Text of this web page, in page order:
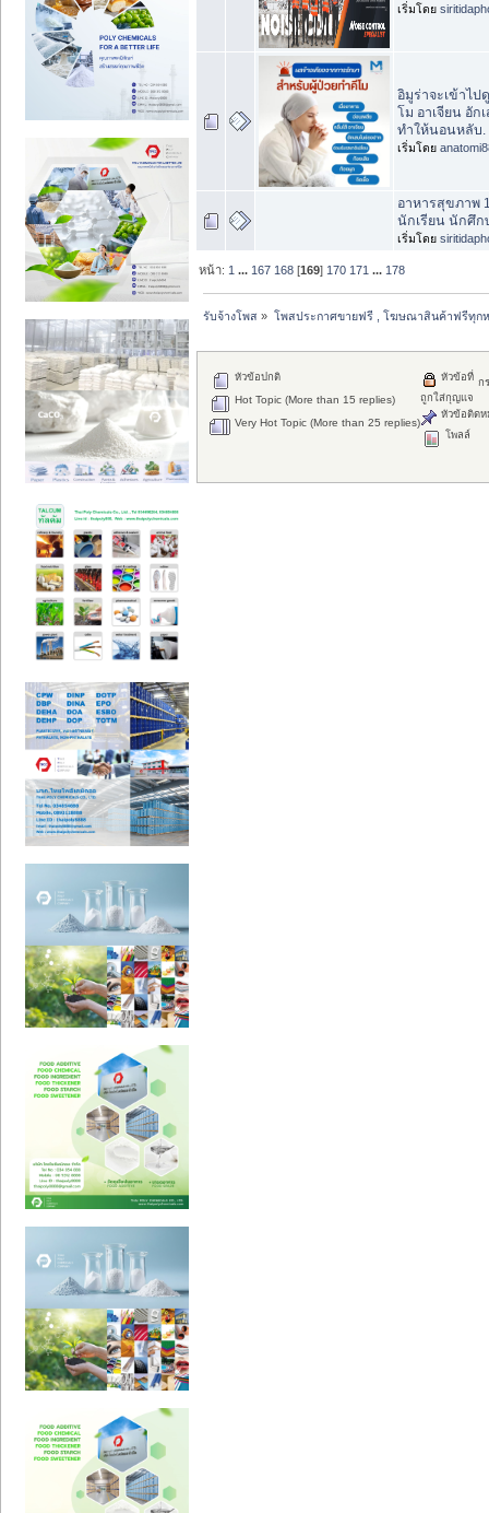
เริ่มโดย
อิมูร่าจะเข้าไ
โม อาเจียน อัก
ทำให้นอนหลับ.
เริ่มโดย
อาหารสุขภาพ
นักเรียน นักศึก
เริ่มโดย
หน้า: 1 ... 167 168 [169] 170 171 ... 178
รับจ้างโพส » โพสประกาศขายฟรี , โฆษณาสินค้าฟรีทุก
ก
หัวข้อปกติ
Hot Topic (More than 15 replies)
Very Hot Topic (More than 25 replies)
หัวข้อที่
ถูกใส่กุญแจ
หัวข้อติดห
โพลล์